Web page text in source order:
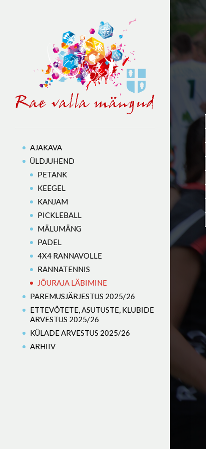
AJAKAVA
ÜLDJUHEND
PETANK
KEEGEL
KANJAM
PICKLEBALL
MÄLUMÄNG
PADEL
4X4 RANNAVOLLE
RANNATENNIS
JÕURAJA LÄBIMINE
PAREMUSJÄRJESTUS 2025/26
ETTEVÕTETE, ASUTUSTE, KLUBIDE
ARVESTUS 2025/26
KÜLADE ARVESTUS 2025/26
ARHIIV